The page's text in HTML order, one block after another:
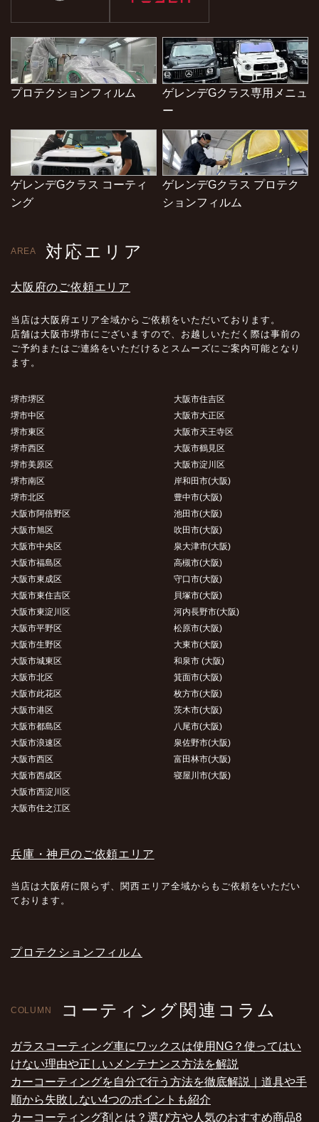
プロテクションフィルム
ゲレンデGクラス専用メニュ
ー
ゲレンデGクラス コーティ
ング
ゲレンデGクラス プロテク
ションフィルム
AREA 対応エリア
大阪府のご依頼エリア
当店は大阪府エリア全域からご依頼をいただいております。
店舗は大阪市堺市にございますので、お越しいただく際は事前の
ご予約またはご連絡をいただけるとスムーズにご案内可能となり
ます。
堺市堺区
堺市中区
堺市東区
堺市西区
堺市美原区
堺市南区
堺市北区
大阪市阿倍野区
大阪市旭区
大阪市中央区
大阪市福島区
大阪市東成区
大阪市東住吉区
大阪市東淀川区
大阪市平野区
大阪市生野区
大阪市城東区
大阪市北区
大阪市此花区
大阪市港区
大阪市都島区
大阪市浪速区
大阪市西区
大阪市西成区
大阪市西淀川区
大阪市住之江区
大阪市住吉区
大阪市大正区
大阪市天王寺区
大阪市鶴見区
大阪市淀川区
岸和田市(大阪)
豊中市(大阪)
池田市(大阪)
吹田市(大阪)
泉大津市(大阪)
高槻市(大阪)
守口市(大阪)
貝塚市(大阪)
河内長野市(大阪)
松原市(大阪)
大東市(大阪)
和泉市 (大阪)
箕面市(大阪)
枚方市(大阪)
茨木市(大阪)
八尾市(大阪)
泉佐野市(大阪)
富田林市(大阪)
寝屋川市(大阪)
兵庫・神戸のご依頼エリア
当店は大阪府に限らず、関西エリア全域からもご依頼をいただい
ております。
プロテクションフィルム
COLUMN コーティング関連コラム
ガラスコーティング車にワックスは使用NG？使ってはい
けない理由や正しいメンテナンス方法を解説
カーコーティングを自分で行う方法を徹底解説｜道具や手
順から失敗しない4つのポイントも紹介
カーコーティング剤とは？選び方や人気のおすすめ商品8